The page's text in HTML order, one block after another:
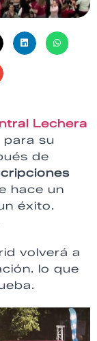
Lechera
para su
de
hace un
éxito.
volverá a
lo que